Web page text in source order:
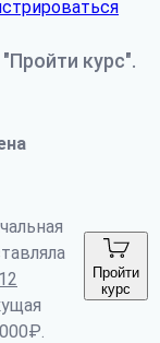
курс".
12
Пройти
курс